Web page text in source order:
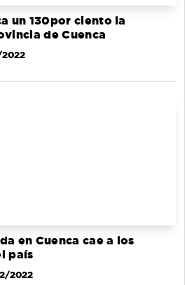
un 130por ciento la
de Cuenca
en Cuenca cae a los
país
2022